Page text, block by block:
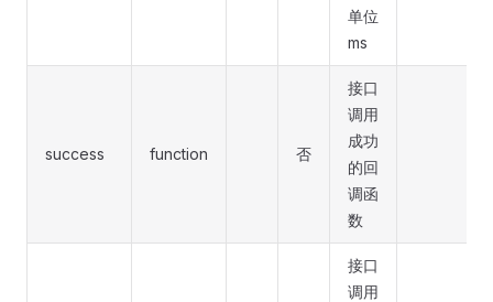
单位
ms
success function 否
接口
调用
成功
的回
调函
数
接口
调用